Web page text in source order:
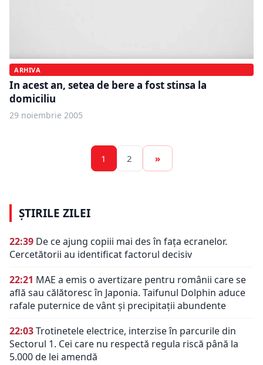
ARHIVA
In acest an, setea de bere a fost stinsa la
domiciliu
29 noiembrie 2005
1 2 »
ȘTIRILE ZILEI
22:39 De ce ajung copiii mai des în fața ecranelor.
Cercetătorii au identificat factorul decisiv
22:21 MAE a emis o avertizare pentru românii care se
află sau călătoresc în Japonia. Taifunul Dolphin aduce
rafale puternice de vânt și precipitații abundente
22:03Trotinetele electrice, interzise în parcurile din
Sectorul 1. Cei care nu respectă regula riscă până la
5.000 de lei amendă